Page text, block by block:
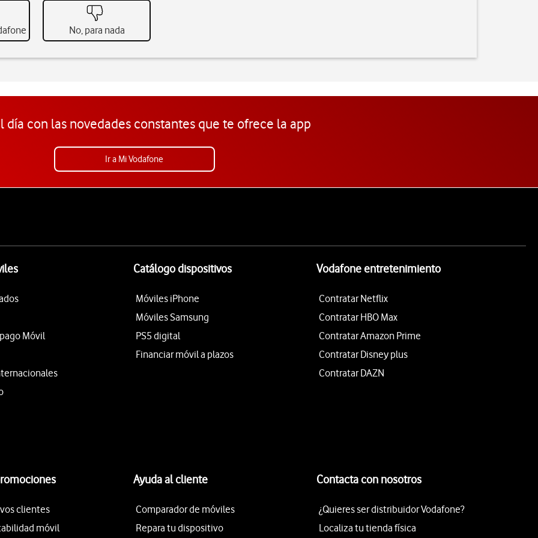
No, para nada
día con las novedades constantes que te ofrece la app
Ir a Mi Vodafone
Móvil
Catálogo dispositivos
Móviles iPhone
Móviles Samsung
PS5 digital
Financiar móvil a plazos
Vodafone entretenimiento
Contratar Netflix
Contratar HBO Max
Contratar Amazon Prime
Contratar Disney plus
Contratar DAZN
clientes
móvil
Ayuda al cliente
Comparador de móviles
Repara tu dispositivo
Contacta con nosotros
¿Quieres ser distribuidor Vodafone?
Localiza tu tienda física